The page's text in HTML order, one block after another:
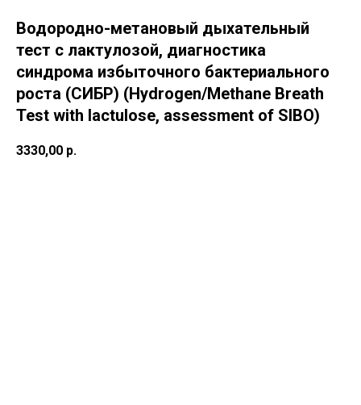
Водородно-метановый дыхательный
тест с лактулозой, диагностика
синдрома избыточного бактериального
роста (СИБР) (Hydrogen/Methane Breath
Test with lactulose, assessment of SIBO)
3330,00 р.